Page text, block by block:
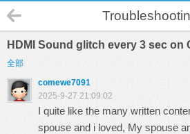
HDMI Sound glitch every 3 sec on
全部
comewe7091
2025-9-27 21:09:02
I quite like the many written
spouse and i loved, My spouse